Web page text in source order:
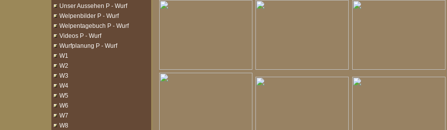
Unser Aussehen P - Wurf
Welpenbilder P - Wurf
Welpentagebuch P - Wurf
Videos P - Wurf
Wurfplanung P - Wurf
W1
W2
W3
W4
W5
W6
W7
W8